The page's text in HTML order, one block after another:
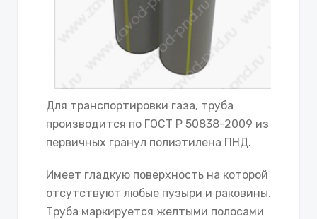
Для транспортировки газа, труба
производится по ГОСТ Р 50838-2009 из
первичных гранул полиэтилена ПНД.
Имеет гладкую поверхность на которой
отсутствуют любые пузыри и раковины.
Труба маркируется желтыми полосами